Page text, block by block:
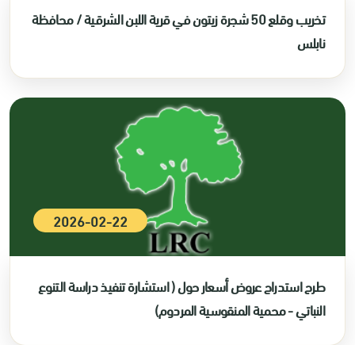
تخريب وقلع 50 شجرة زيتون في قرية اللبن الشرقية / محافظة
نابلس
2026-02-22
طرح استدراج عروض أسعار حول ( استشارة تنفيذ دراسة التنوع
النباتي - محمية المنقوسية المردوم)